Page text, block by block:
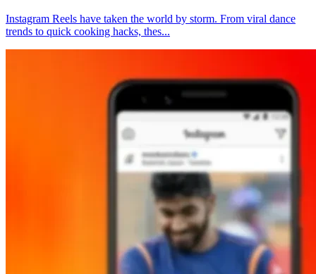
Instagram Reels have taken the world by storm. From viral dance
trends to quick cooking hacks, thes...